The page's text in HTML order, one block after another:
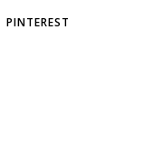
PINTEREST